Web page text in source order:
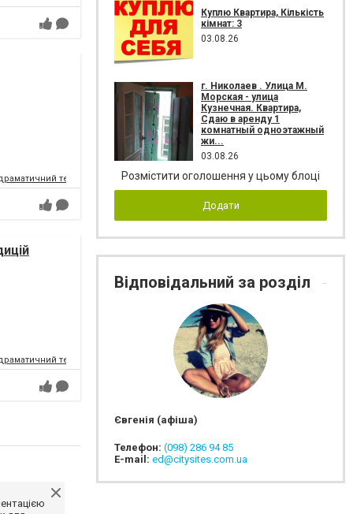
театр
театр
Куплю Квартира, Кількість
кімнат: 3
03.08.26
г. Николаев . Улица М.
Морская - улица
Кузнечная. Квартира,
Сдаю в аренду 1
комнатный одноэтажный
жи...
03.08.26
Розмістити оголошення у цьому блоці
Додати
Відповідальний за розділ
Євгенія (афіша)
Телефон: (098) 286 94 85
E-mail: ed@citysites.com.ua